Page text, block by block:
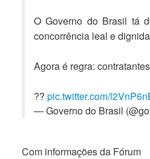
O Governo do Brasil tá
concorrência leal e
Agora é regra:
?? pic.twitter.com/
— Governo do Brasil
Com informações da Fórum